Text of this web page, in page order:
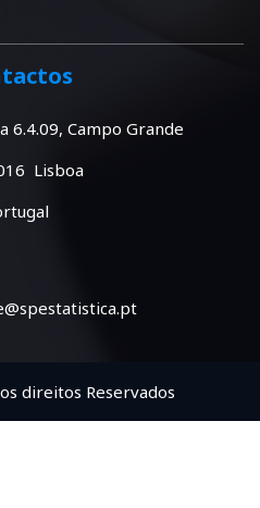
6.4.09, Campo Grande
Lisboa
direitos Reservados